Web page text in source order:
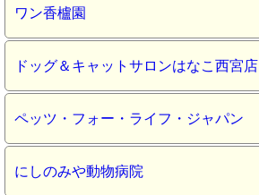
ワン香櫨園
ドッグ＆キャットサロンはなこ西宮店
ペッツ・フォー・ライフ・ジャパン
にしのみや動物病院